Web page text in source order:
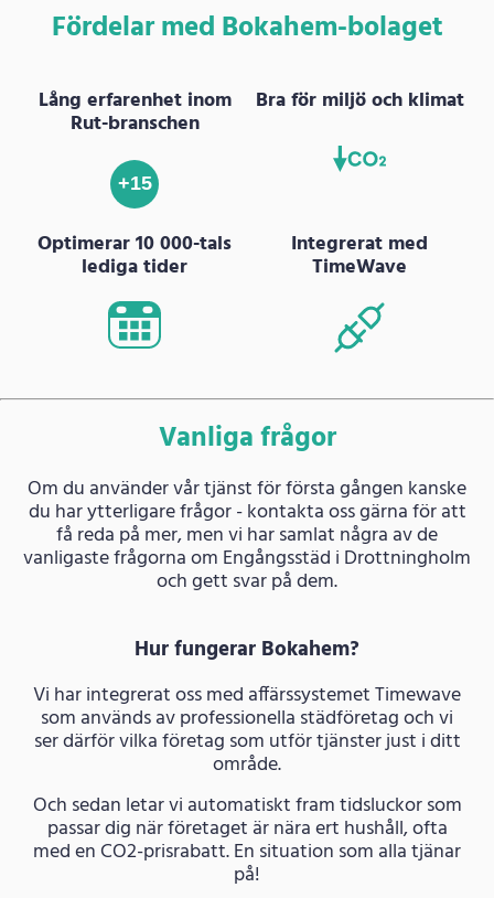
Fördelar med Bokahem-bolaget
Lång erfarenhet inom
Rut-branschen
+15
Bra för miljö och klimat
Optimerar 10 000-tals
lediga tider
Integrerat med
TimeWave
Vanliga frågor
Om du använder vår tjänst för första gången kanske
du har ytterligare frågor - kontakta oss gärna för att
få reda på mer, men vi har samlat några av de
vanligaste frågorna om Engångsstäd i Drottningholm
och gett svar på dem.
Hur fungerar Bokahem?
Vi har integrerat oss med affärssystemet Timewave
som används av professionella städföretag och vi
ser därför vilka företag som utför tjänster just i ditt
område.
Och sedan letar vi automatiskt fram tidsluckor som
passar dig när företaget är nära ert hushåll, ofta
med en CO2-prisrabatt. En situation som alla tjänar
på!